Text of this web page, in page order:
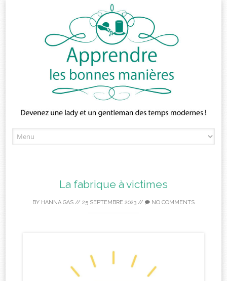
to
La fabrique à victimes
BY HANNA GAS // 25 SEPTEMBRE 2023 // NO COMMENTS